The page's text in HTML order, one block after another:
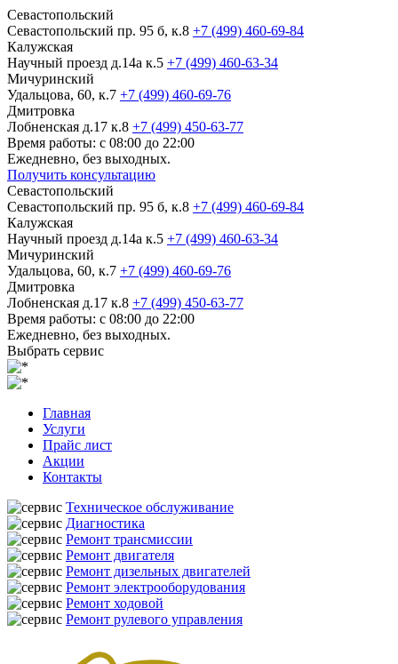
Севастопольский
Севастопольский пр. 95 б, к.8 +7 (499) 460-69-84
Калужская
Научный проезд д.14а к.5 +7 (499) 460-63-34
Мичуринский
Удальцова, 60, к.7 +7 (499) 460-69-76
Дмитровка
Лобненская д.17 к.8 +7 (499) 450-63-77
Время работы: с 08:00 до 22:00
Ежедневно, без выходных.
Получить консультацию
Севастопольский
Севастопольский пр. 95 б, к.8 +7 (499) 460-69-84
Калужская
Научный проезд д.14а к.5 +7 (499) 460-63-34
Мичуринский
Удальцова, 60, к.7 +7 (499) 460-69-76
Дмитровка
Лобненская д.17 к.8 +7 (499) 450-63-77
Время работы: с 08:00 до 22:00
Ежедневно, без выходных.
Выбрать сервис
Главная
Услуги
Прайс лист
Акции
Контакты
Техническое обслуживание
Диагностика
Ремонт трансмиссии
Ремонт двигателя
Ремонт дизельных двигателей
Ремонт электрооборудования
Ремонт ходовой
Ремонт рулевого управления